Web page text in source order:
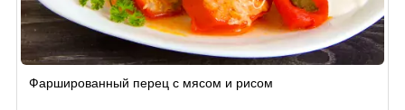
Фаршированный перец с мясом и рисом